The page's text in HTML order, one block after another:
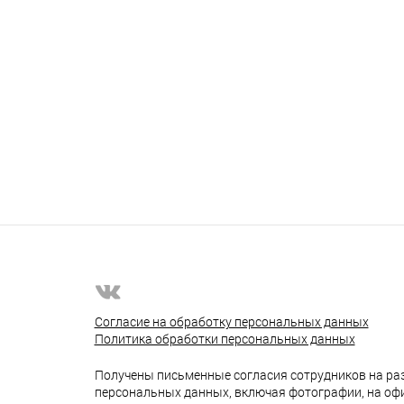
Согласие на обработку персональных данных
Политика обработки персональных данных
Получены письменные согласия сотрудников на
персональных данных, включая фотографии, на